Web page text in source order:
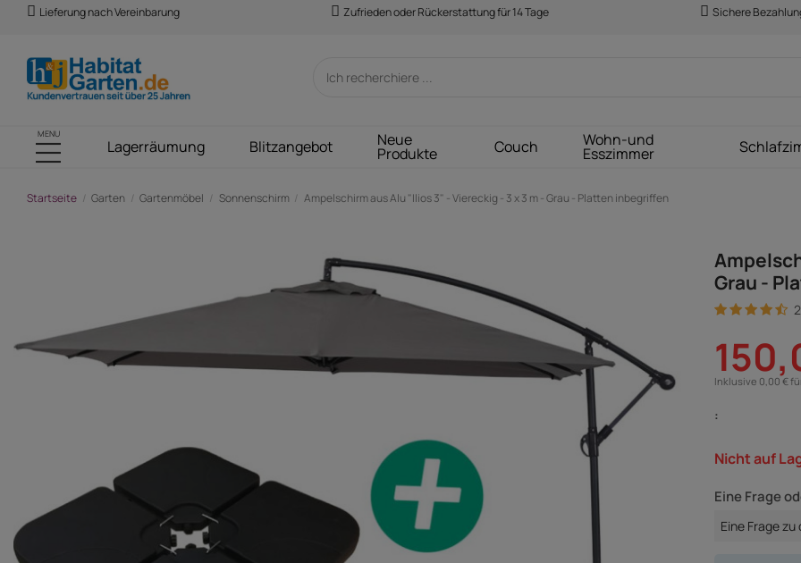
Lieferung nach Vereinbarung Zufrieden oder Rückerstattung für 14 Tage Sichere
MENU
Lagerräumung Blitzangebot Neue
Produkte Couch Wohn-und
Esszimmer
Startseite Garten Gartenmöbel Sonnenschirm Ampelschirm aus Alu "Ilios 3" - Viereckig - 3 x 3 m - Grau - Platten inbegriffen
Grau -
Inklusive 0,00 €
:
Nicht auf
Eine Frage
Eine Frage